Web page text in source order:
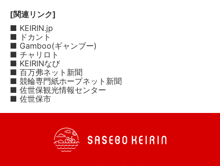
[関連リンク]
■ KEIRIN.jp
■ ドカント
■ Gamboo(ギャンブー)
■ チャリロト
■ KEIRINなび
■ 百万弗ネット新聞
■ 競輪専門紙ホープネット新聞
■ 佐世保観光情報センター
■ 佐世保市